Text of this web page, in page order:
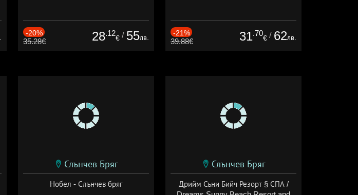
-20%
35.28€ 28.12
€ / 55лв.
-21%
39.88€ 31.70
€ / 62лв.
Слънчев Бряг
Нобел - Слънчев бряг
Слънчев Бряг
Дрийм Съни Бийч Резорт § СПА /